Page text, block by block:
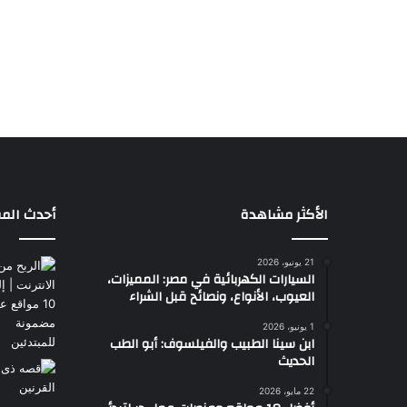
الأكثر مشاهدة
21 يونيو، 2026
السيارات الكهربائية في مصر: المميزات،
العيوب، الأنواع، ونصائح قبل الشراء
1 يونيو، 2026
ابن سينا الطبيب والفيلسوف: أبو الطب
الحديث
22 مايو، 2026
أحدث